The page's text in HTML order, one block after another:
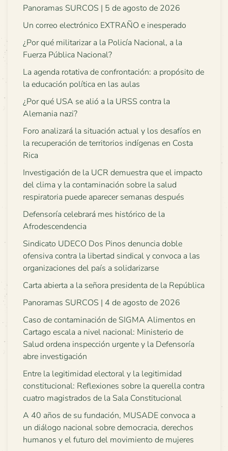
Panoramas SURCOS | 5 de agosto de 2026
Un correo electrónico EXTRAÑO e inesperado
¿Por qué militarizar a la Policía Nacional, a la
Fuerza Pública Nacional?
La agenda rotativa de confrontación: a propósito de
la educación política en las aulas
¿Por qué USA se alió a la URSS contra la
Alemania nazi?
Foro analizará la situación actual y los desafíos en
la recuperación de territorios indígenas en Costa
Rica
Investigación de la UCR demuestra que el impacto
del clima y la contaminación sobre la salud
respiratoria puede aparecer semanas después
Defensoría celebrará mes histórico de la
Afrodescendencia
Sindicato UDECO Dos Pinos denuncia doble
ofensiva contra la libertad sindical y convoca a las
organizaciones del país a solidarizarse
Carta abierta a la señora presidenta de la República
Panoramas SURCOS | 4 de agosto de 2026
Caso de contaminación de SIGMA Alimentos en
Cartago escala a nivel nacional: Ministerio de
Salud ordena inspección urgente y la Defensoría
abre investigación
Entre la legitimidad electoral y la legitimidad
constitucional: Reflexiones sobre la querella contra
cuatro magistrados de la Sala Constitucional
A 40 años de su fundación, MUSADE convoca a
un diálogo nacional sobre democracia, derechos
humanos y el futuro del movimiento de mujeres